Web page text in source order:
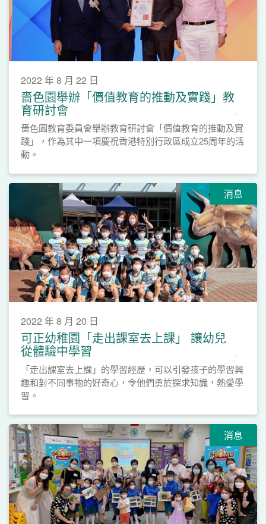
2022 年 8 月 22 日
嗇色園舉辦「價值教育的推動及實踐」教
育研討會
嗇色園教育委員會舉辦教育研討會「價值教育的推動及實
踐」，作為其中一項慶祝香港特別行政區成立25周年的活
動。
消息
2022 年 8 月 20 日
可正幼稚園「走出課室去上課」 讓幼兒
從體驗中學習
「走出課室去上課」的學習經歷，可以引發孩子的學習興
趣和對不同事物的好奇心，令他們勇於探求知識，熱愛學
習。
消息